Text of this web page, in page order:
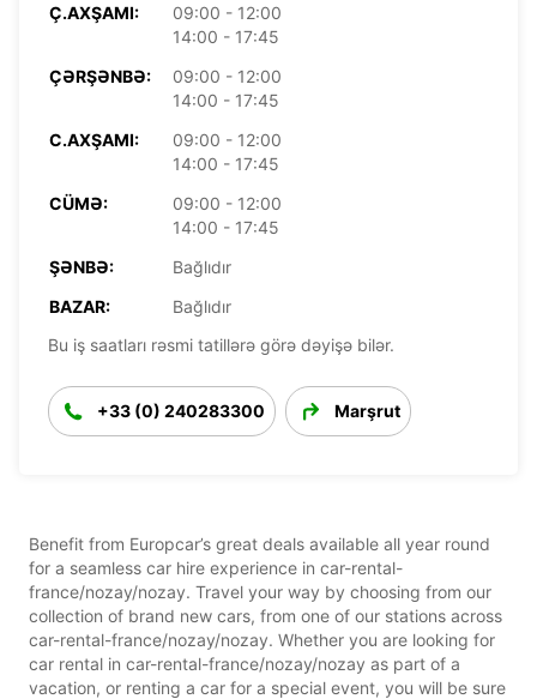
Ç.AXŞAMI:
09:00 - 12:00
14:00 - 17:45
ÇƏRŞƏNBƏ:
09:00 - 12:00
14:00 - 17:45
C.AXŞAMI:
09:00 - 12:00
14:00 - 17:45
CÜMƏ:
09:00 - 12:00
14:00 - 17:45
ŞƏNBƏ:
Bağlıdır
BAZAR:
Bağlıdır
Bu iş saatları rəsmi tatillərə görə dəyişə bilər.
+33 (0) 240283300 Marşrut
Benefit from Europcar’s great deals available all year round
for a seamless car hire experience in car-rental-
france/nozay/nozay. Travel your way by choosing from our
collection of brand new cars, from one of our stations across
car-rental-france/nozay/nozay. Whether you are looking for
car rental in car-rental-france/nozay/nozay as part of a
vacation, or renting a car for a special event, you will be sure